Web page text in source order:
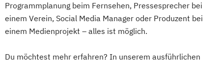
Programmplanung beim Fernsehen, Pressesprecher bei
einem Verein, Social Media Manager oder Produzent bei
einem Medienprojekt – alles ist möglich.
Du möchtest mehr erfahren? In unserem ausführlichen